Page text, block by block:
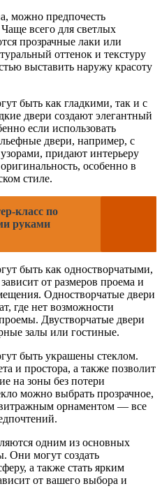
можно предпочесть
всего для светлых
прозрачные лаки или
оттенок и текстуру
выставить наружу красоту
быть как гладкими, так и с
двери создают элегантный
если использовать
двери, например, с
придают интерьеру
особенно в
стиле.
класс по
руками
быть как одностворчатыми,
от размеров проема и
Одностворчатые двери
где нет возможности
Двустворчатые двери
залы или гостиные.
быть украшены стеклом.
и простора, а также позволит
на зоны без потери
можно выбрать прозрачное,
орнаментом — все
одним из основных
Они могут создать
а также стать ярким
от вашего выбора и